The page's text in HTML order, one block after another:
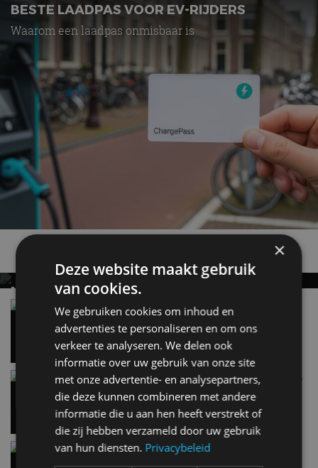
BESTE LAADPAS VOOR EV-RIJDERS
Waarom een laadpas onmisbaar is
MET KORTING NAAR EV EXPERIENCE 2026?
AUTORAI REGELT HET!
EV Experience 2026 van 24 tot 26 september
Vergelijking: BMW iX3 vs Volvo EX60 – Welke
moet je hebben?
28 mei
Carbon fibre op je laadkabel: nergens voor nodig,
en precies daarom geweldig
5 aug
Hennessey Blackbird krijgt atmosferische V8 en
×
Deze website maakt gebruik
van cookies.
We gebruiken cookies om inhoud en
advertenties te personaliseren en om ons
verkeer te analyseren. We delen ook
informatie over uw gebruik van onze site
met onze advertentie- en analysepartners,
die deze kunnen combineren met andere
informatie die u aan hen heeft verstrekt of
die zij hebben verzameld door uw gebruik
van hun diensten. Privacybeleid